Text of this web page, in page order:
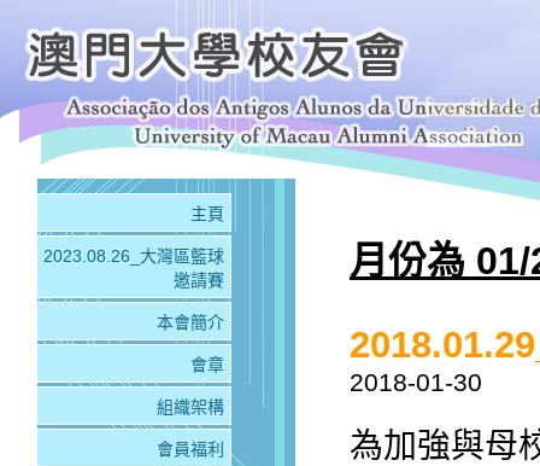
月份為
2018-01-30
為加強與母
主頁
2023.08.26_大灣區籃球
邀請賽
本會簡介
會章
組織架構
會員福利